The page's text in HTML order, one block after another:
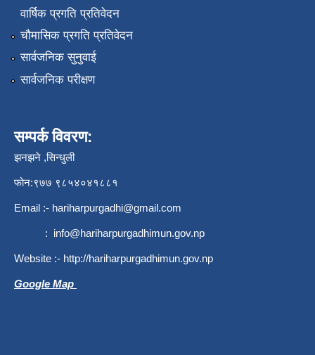
वार्षिक प्रगति प्रतिवेदन
चौमासिक प्रगति प्रतिवेदन
सार्वजनिक सुनुवाई
सार्वजनिक परीक्षण
सम्पर्क विवरण:
झनझने ,सिन्धुली
फोन:९७७ ९८५४०४१८८१
Email :- hariharpurgadhi@gmail.com
: info@hariharpurgadhimun.gov.np
Website :- http://hariharpurgadhimun.gov.np
Google Map